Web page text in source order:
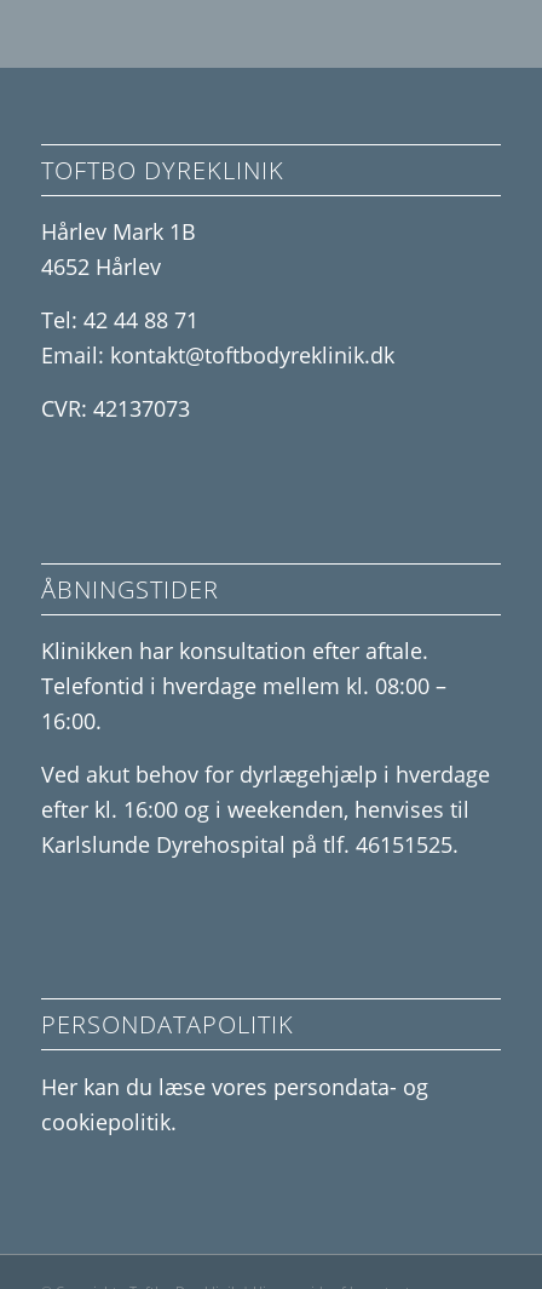
TOFTBO DYREKLINIK
Hårlev Mark 1B
4652 Hårlev
Tel: 42 44 88 71
Email: kontakt@toftbodyreklinik.dk
CVR: 42137073
ÅBNINGSTIDER
Klinikken har konsultation efter aftale.
Telefontid i hverdage mellem kl. 08:00 –
16:00.
Ved akut behov for dyrlægehjælp i hverdage
efter kl. 16:00 og i weekenden, henvises til
Karlslunde Dyrehospital på tlf. 46151525.
PERSONDATAPOLITIK
Her kan du læse vores persondata- og
cookiepolitik.